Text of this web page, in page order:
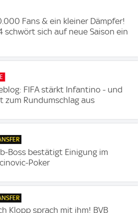
Fans & ein kleiner Dämpfer!
schwört sich auf neue Saison ein
FIFA stärkt Infantino - und
zum Rundumschlag aus
Boss bestätigt Einigung im
Poker
Klopp sprach mit ihm! BVB